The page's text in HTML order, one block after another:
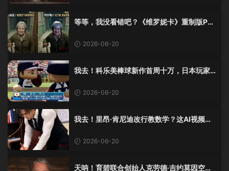
等等，我没看错吧？《维罗妮卡》重制版PS
2026-06-20
我去！科乐美棒球新作首周十万，日本玩家
2026-06-20
我去！里昂·肯尼迪改行教数学？这AI视频全
2026-06-20
天呐！育碧联合创始人克劳德·吉约莫因空难